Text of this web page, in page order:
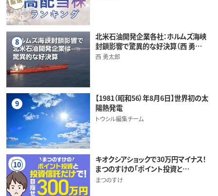
8
北米石油開発企業各社：ホルムズ海峡
封鎖影響で驚異的な好決算（西 勇…
西 勇太郎
9
【1981（昭和56）年8月6日】世界初の太
陽熱発電
トウシル編集チーム
10
キオクシアショックで30万円マイナス！
まつのすけの「ポイント投資と…
まつのすけ